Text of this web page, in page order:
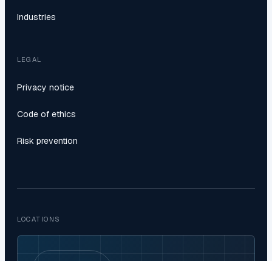
Industries
LEGAL
Privacy notice
Code of ethics
Risk prevention
LOCATIONS